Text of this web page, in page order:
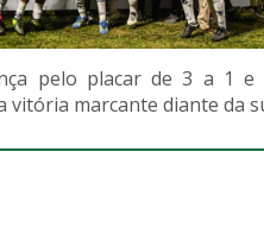
pelo placar de 3 a 1
vitória marcante diante da